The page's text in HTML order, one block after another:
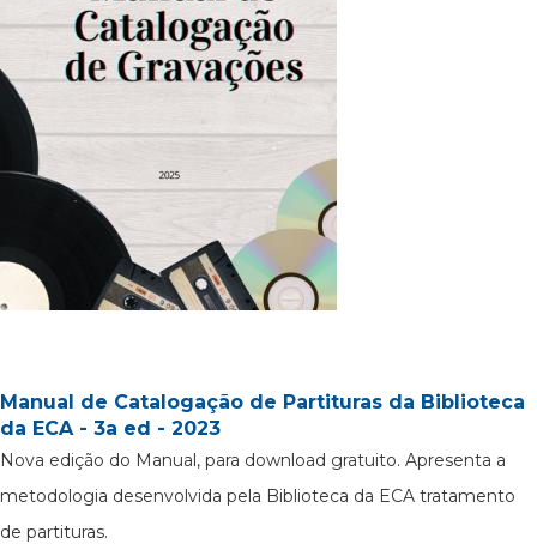
Manual de Catalogação de Partituras da Biblioteca
da ECA - 3a ed - 2023
Nova edição do Manual, para download gratuito. Apresenta a
metodologia desenvolvida pela Biblioteca da ECA tratamento
de partituras.